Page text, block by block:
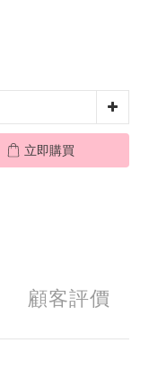
立即購買
顧客評價